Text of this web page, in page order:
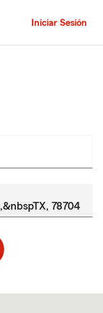
Iniciar Sesión